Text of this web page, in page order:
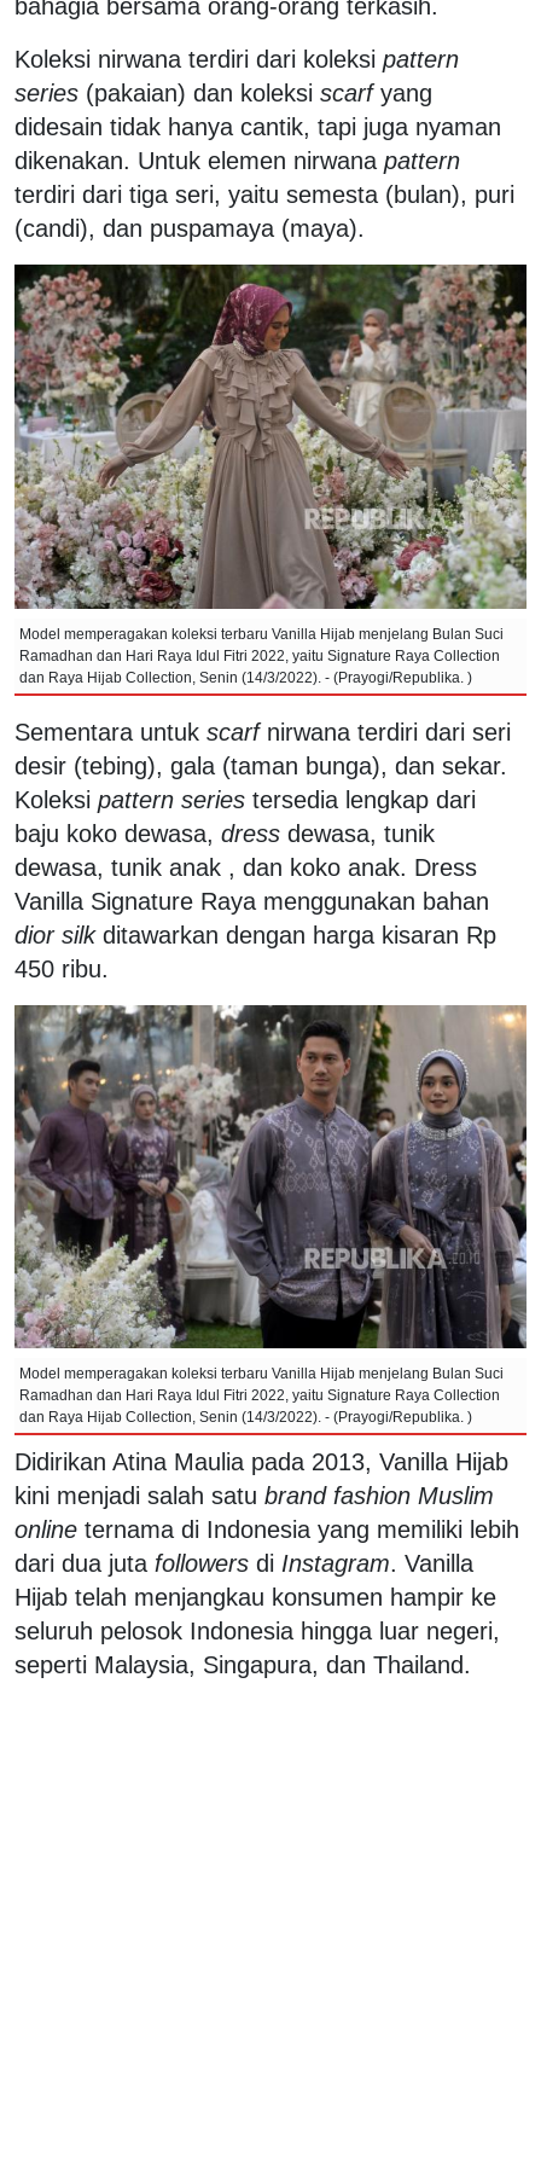
bahagia bersama orang-orang terkasih.
Koleksi nirwana terdiri dari koleksi pattern
series (pakaian) dan koleksi scarfyang
didesain tidak hanya cantik, tapi juga nyaman
dikenakan. Untuk elemen nirwana pattern
terdiri dari tiga seri, yaitu semesta (bulan), puri
(candi), dan puspamaya (maya).
Model memperagakan koleksi terbaru Vanilla Hijab menjelang Bulan Suci
Ramadhan dan Hari Raya Idul Fitri 2022, yaitu Signature Raya Collection
dan Raya Hijab Collection, Senin (14/3/2022). - (Prayogi/Republika. )
Sementara untuk scarfnirwana terdiri dari seri
desir (tebing), gala (taman bunga), dan sekar.
Koleksi pattern series tersedia lengkap dari
baju koko dewasa, dress dewasa, tunik
dewasa, tunik anak , dan koko anak. Dress
Vanilla Signature Raya menggunakan bahan
dior silkditawarkan dengan harga kisaran Rp
450 ribu.
Model memperagakan koleksi terbaru Vanilla Hijab menjelang Bulan Suci
Ramadhan dan Hari Raya Idul Fitri 2022, yaitu Signature Raya Collection
dan Raya Hijab Collection, Senin (14/3/2022). - (Prayogi/Republika. )
Didirikan Atina Maulia pada 2013, Vanilla Hijab
kini menjadi salah satu brand fashion Muslim
online ternama di Indonesia yang memiliki lebih
dari dua juta followers di Instagram. Vanilla
Hijab telah menjangkau konsumen hampir ke
seluruh pelosok Indonesia hingga luar negeri,
seperti Malaysia, Singapura, dan Thailand.